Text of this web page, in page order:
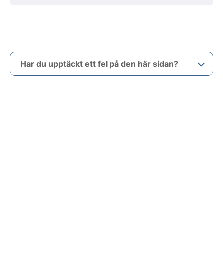
Har du upptäckt ett fel på den här sidan?